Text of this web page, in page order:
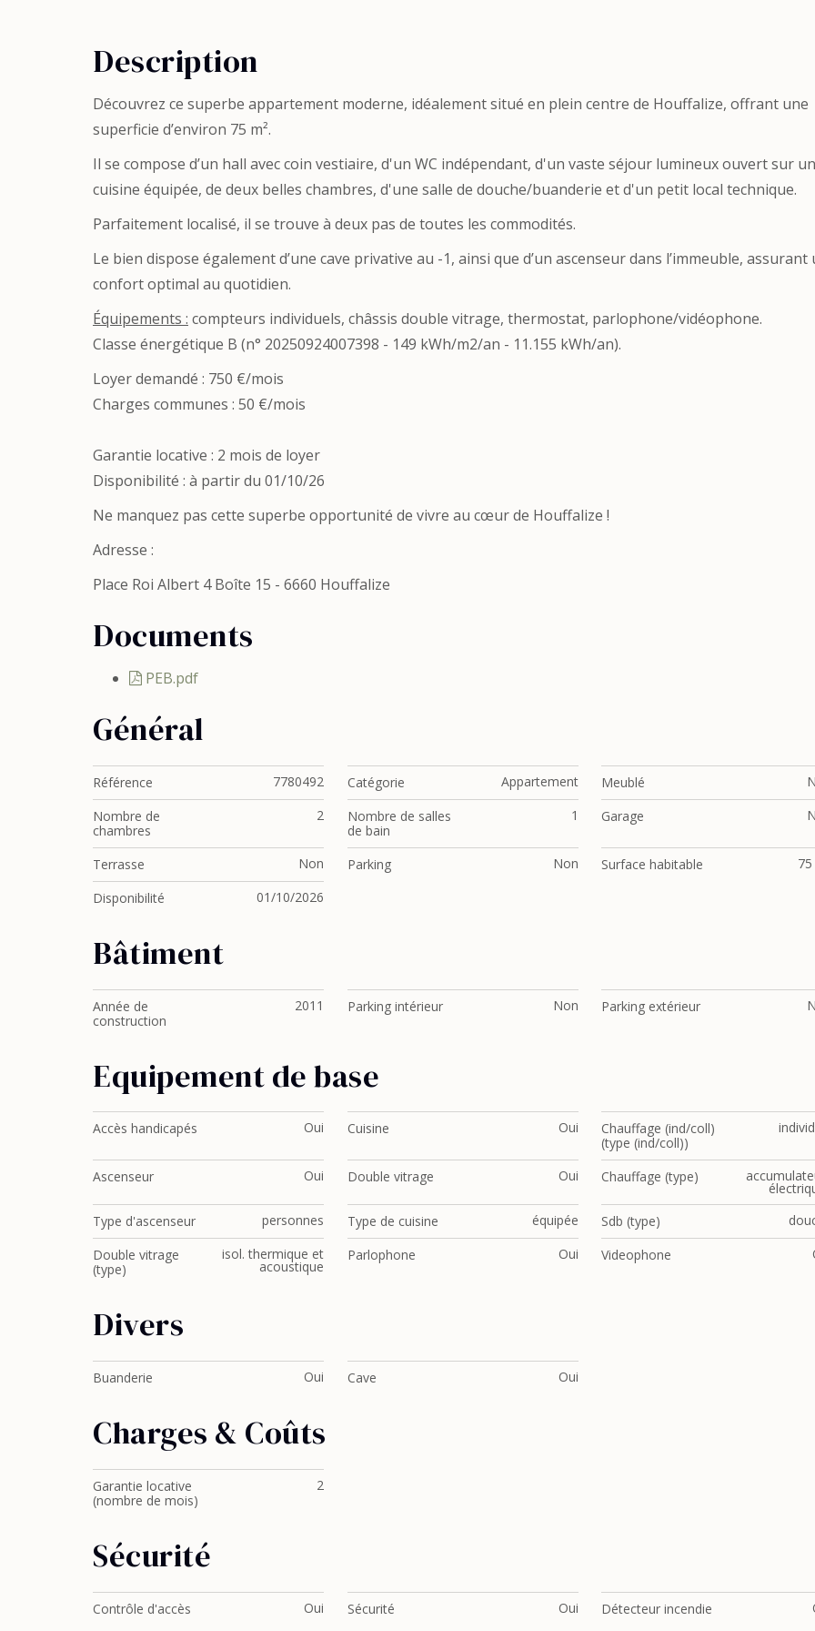
Description
Découvrez ce superbe appartement moderne, idéalement situé en plein centre de Houffalize, offrant une
superficie d’environ 75 m².
Il se compose d’un hall avec coin vestiaire, d'un WC indépendant, d'un vaste séjour lumineux ouvert sur
cuisine équipée, de deux belles chambres, d'une salle de douche/buanderie et d'un petit local technique.
Parfaitement localisé, il se trouve à deux pas de toutes les commodités.
Le bien dispose également d’une cave privative au -1, ainsi que d’un ascenseur dans l’immeuble, assurant
confort optimal au quotidien.
Équipements : compteurs individuels, châssis double vitrage, thermostat, parlophone/vidéophone.
Classe énergétique B (n° 20250924007398 - 149 kWh/m2/an - 11.155 kWh/an).
Loyer demandé : 750 €/mois
Charges communes : 50 €/mois
Garantie locative : 2 mois de loyer
Disponibilité : à partir du 01/10/26
Ne manquez pas cette superbe opportunité de vivre au cœur de Houffalize !
Adresse :
Place Roi Albert 4 Boîte 15 - 6660 Houffalize
Documents
PEB.pdf
Général
Référence 7780492 Catégorie Appartement Meublé
Nombre de
chambres
2
Nombre de salles
de bain
1 Garage
Terrasse Non Parking Non Surface habitable
75
Disponibilité
01/10/2026
Bâtiment
Année de
construction
2011 Parking intérieur Non Parking extérieur
Equipement de base
Accès handicapés Oui Cuisine Oui
Chauffage (ind/coll)
(type (ind/coll))
Ascenseur Oui Double vitrage Oui Chauffage (type)
Type d'ascenseur
personnes Type de cuisine équipée Sdb (type)
Double vitrage
(type)
isol. thermique et
acoustique
Parlophone Oui Videophone
Divers
Buanderie Oui Cave Oui
Charges & Coûts
Garantie locative
(nombre de mois)
2
Sécurité
Contrôle d'accès Oui Sécurité Oui Détecteur incendie